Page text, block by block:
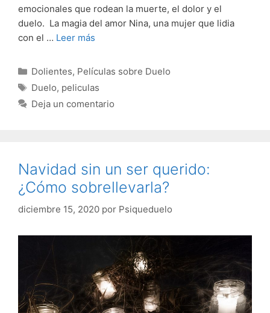
emocionales que rodean la muerte, el dolor y el
duelo. La magia del amor Nina, una mujer que lidia
con el … Leer más
Categorías
Dolientes, Películas sobre Duelo
Etiquetas
Duelo, peliculas
Deja un comentario
Navidad sin un ser querido:
¿Cómo sobrellevarla?
diciembre 15, 2020 por Psiqueduelo